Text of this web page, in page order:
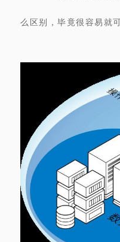
么区别，毕竟很容易就